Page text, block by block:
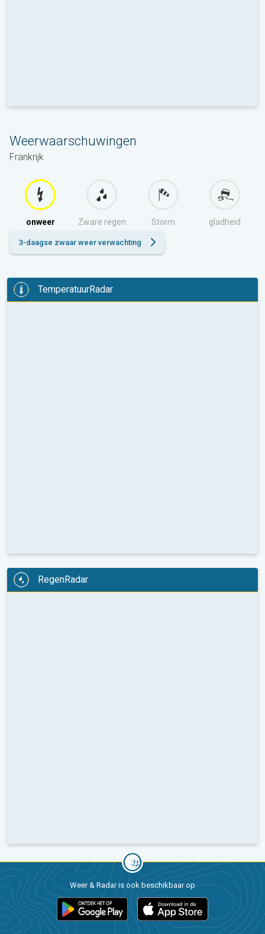
Weerwaarschuwingen
Frankrijk
onweer Zware regen Storm gladheid
3-daagse zwaar weer verwachting
TemperatuurRadar
RegenRadar
Weer & Radar is ook beschikbaar op